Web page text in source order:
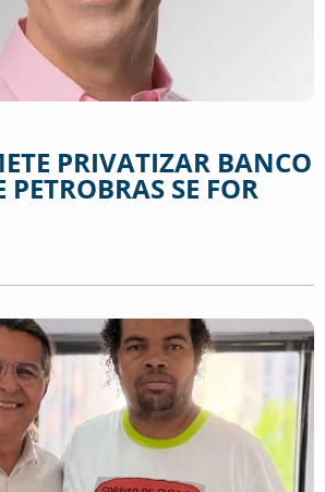
PRIVATIZAR BANCO
SE FOR